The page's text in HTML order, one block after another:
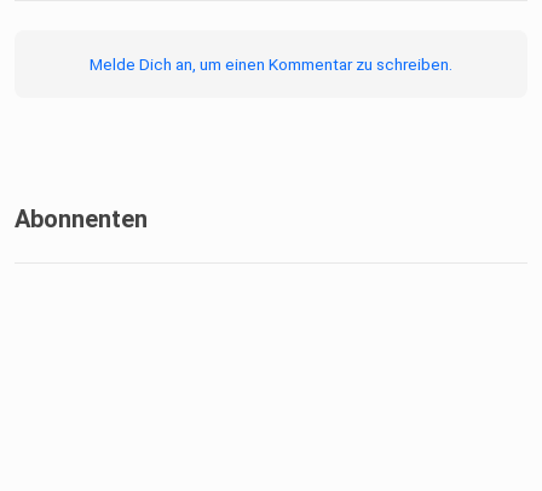
erstellt. Inhalte, Stimmen oder Musik können vollständig
Melde Dich an, um einen Kommentar zu schreiben.
Abonnenten